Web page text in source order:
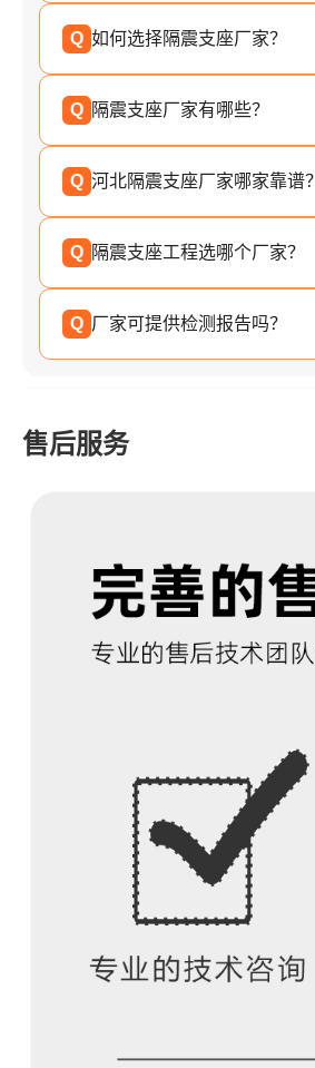
Q 如何选择隔震支座厂家？
Q 隔震支座厂家有哪些？
Q 河北隔震支座厂家哪家靠谱？
Q 隔震支座工程选哪个厂家？
Q 厂家可提供检测报告吗？
售后服务